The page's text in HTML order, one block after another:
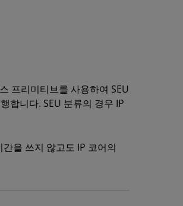
프리미티브를 사용하여 SEU
합니다. SEU 분류의 경우 IP
을 쓰지 않고도 IP 코어의